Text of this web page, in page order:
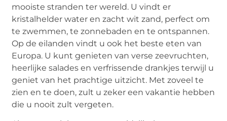
mooiste stranden ter wereld. U vindt er
kristalhelder water en zacht wit zand, perfect om
te zwemmen, te zonnebaden en te ontspannen.
Op de eilanden vindt u ook het beste eten van
Europa. U kunt genieten van verse zeevruchten,
heerlijke salades en verfrissende drankjes terwijl u
geniet van het prachtige uitzicht. Met zoveel te
zien en te doen, zult u zeker een vakantie hebben
die u nooit zult vergeten.